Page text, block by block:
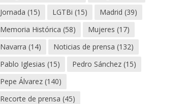
Jornada (15) LGTBi (15) Madrid (39)
Memoria Histórica (58) Mujeres (17)
Navarra (14) Noticias de prensa (132)
Pablo Iglesias (15) Pedro Sánchez (15)
Pepe Álvarez (140)
Recorte de prensa (45)